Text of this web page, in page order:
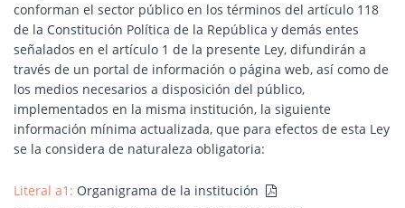
conforman el sector público en los términos del artículo 118
de la Constitución Política de la República y demás entes
señalados en el artículo 1 de la presente Ley, difundirán a
través de un portal de información o página web, así como de
los medios necesarios a disposición del público,
implementados en la misma institución, la siguiente
información mínima actualizada, que para efectos de esta Ley
se la considera de naturaleza obligatoria:
Literal a1: Organigrama de la institución